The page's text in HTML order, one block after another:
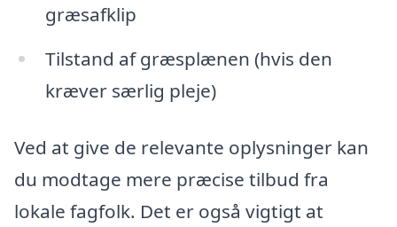
græsafklip
Tilstand af græsplænen (hvis den
kræver særlig pleje)
Ved at give de relevante oplysninger kan
du modtage mere præcise tilbud fra
lokale fagfolk. Det er også vigtigt at